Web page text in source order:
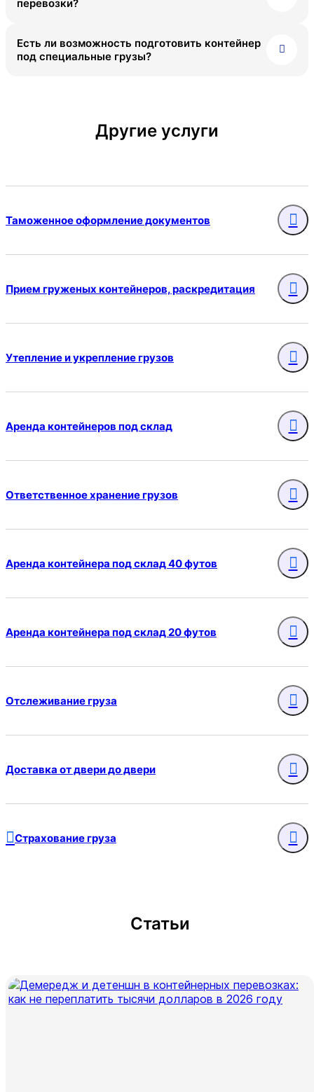
перевозки?
Есть ли возможность подготовить контейнер
под специальные грузы?
Другие услуги
Таможенное оформление документов
Прием груженых контейнеров, раскредитация
Утепление и укрепление грузов
Аренда контейнеров под склад
Ответственное хранение грузов
Аренда контейнера под склад 40 футов
Аренда контейнера под склад 20 футов
Отслеживание груза
Доставка от двери до двери
Страхование груза
Статьи